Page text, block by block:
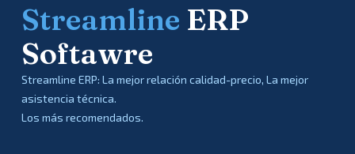
Streamline ERP
Softawre
Streamline ERP: La mejor relación calidad-precio, La mejor
asistencia técnica.
Los más recomendados.